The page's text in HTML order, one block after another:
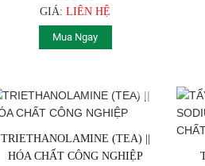
GIÁ:LIÊN HỆ
Mua Ngay
TRIETHANOLAMINE (TEA) ||
HÓA CHẤT CÔNG NGHIỆP